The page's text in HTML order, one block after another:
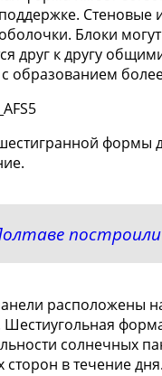
Блоки
друг к другу
образованием
формы
расположены
Шестиугольная
солнечных
сторон в течение дня.